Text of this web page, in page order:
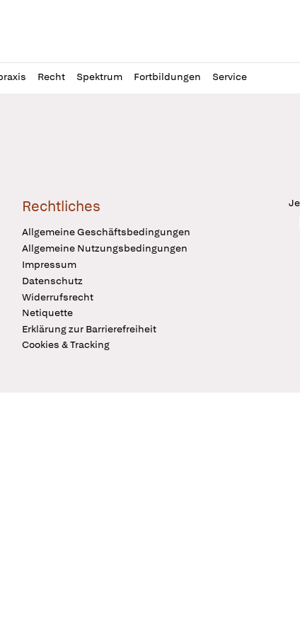
Recht Spektrum Fortbildungen Service
Rechtliches
Allgemeine Geschäftsbedingungen
Allgemeine Nutzungsbedingungen
Impressum
Datenschutz
Widerrufsrecht
Netiquette
Erklärung zur Barrierefreiheit
Cookies & Tracking